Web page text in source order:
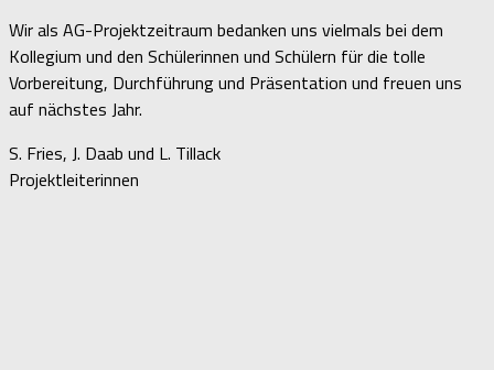
Wir als AG-Projektzeitraum bedanken uns vielmals bei dem
Kollegium und den Schülerinnen und Schülern für die tolle
Vorbereitung, Durchführung und Präsentation und freuen uns
auf nächstes Jahr.
S. Fries, J. Daab und L. Tillack
Projektleiterinnen